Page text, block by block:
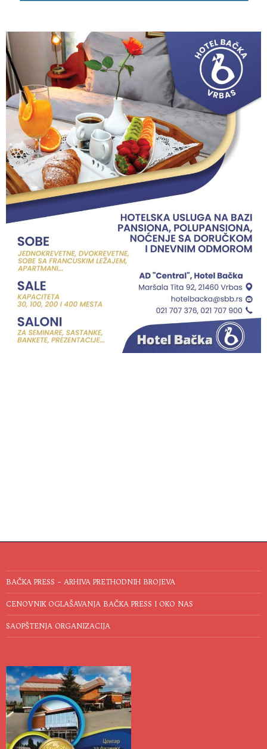
BAČKA PRESS – ARHIVA PRETHODNIH BROJEVA
CENOVNIK OGLAŠAVANJA BAČKA PRESS I OKO NAS
SAOPŠTENJA ORGANIZACIJA